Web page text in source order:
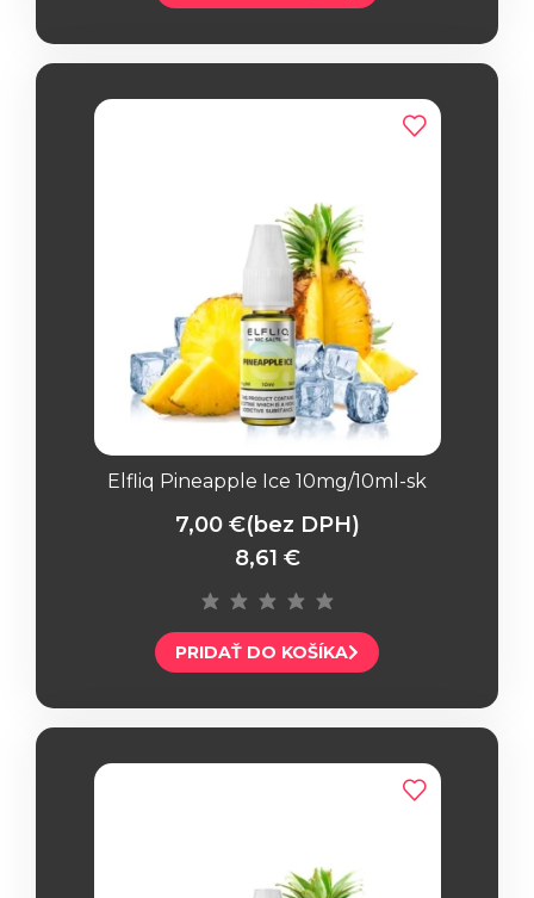
Elfliq Pineapple Ice 10mg/10ml-sk
7,00 €(bez DPH)
8,61 €
PRIDAŤ DO KOŠÍKA